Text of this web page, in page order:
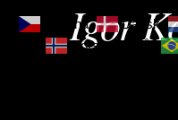
Igor
Čeština‎
Dansk
Norsk bokmål